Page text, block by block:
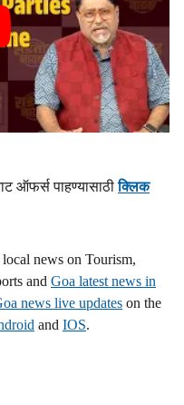
ऑफर्स पाहण्यासाठीक्लिक
news on Tourism,
and Goa latest news in
news live updates on the
and IOS.